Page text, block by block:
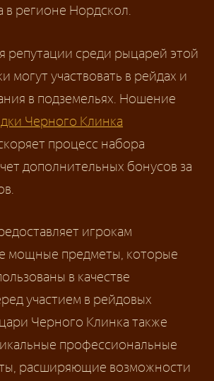
в регионе Нордскол.
репутации среди рыцарей этой
могут участвовать в рейдах и
в подземельях. Ношение
Черного Клинка
процесс набора
дополнительных бонусов за
игрокам
мощные предметы, которые
в качестве
участием в рейдовых
Черного Клинка также
профессиональные
расширяющие возможности